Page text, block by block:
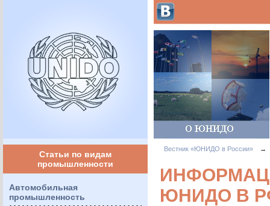
Статьи по видам
промышленности
Автомобильная
промышленность
Вестник «ЮНИДО в России» →
ЮНИДО В